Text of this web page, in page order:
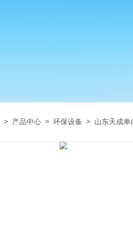
> 产品中心 > 环保设备 > 山东天成单